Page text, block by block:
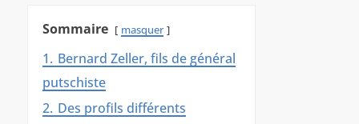
Sommaire masquer
1. Bernard Zeller, fils de général
putschiste
2. Des profils différents